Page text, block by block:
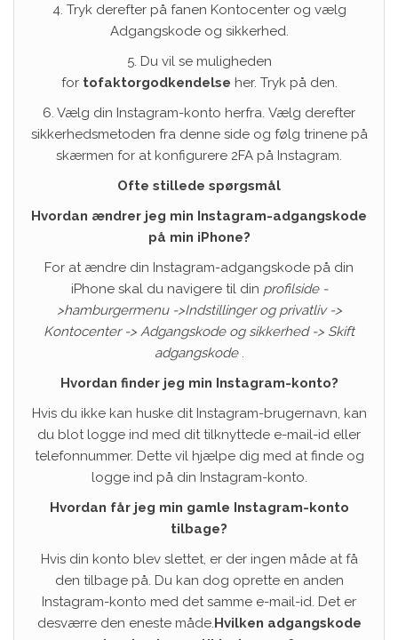
4. Tryk derefter på fanen Kontocenter og vælg
Adgangskode og sikkerhed.
5. Du vil se muligheden
for tofaktorgodkendelse her. Tryk på den.
6. Vælg din Instagram-konto herfra. Vælg derefter
sikkerhedsmetoden fra denne side og følg trinene på
skærmen for at konfigurere 2FA på Instagram.
Ofte stillede spørgsmål
Hvordan ændrer jeg min Instagram-adgangskode
på min iPhone?
For at ændre din Instagram-adgangskode på din
iPhone skal du navigere til din profilside -
>hamburgermenu ->Indstillinger og privatliv ->
Kontocenter -> Adgangskode og sikkerhed -> Skift
adgangskode.
Hvordan finder jeg min Instagram-konto?
Hvis du ikke kan huske dit Instagram-brugernavn, kan
du blot logge ind med dit tilknyttede e-mail-id eller
telefonnummer. Dette vil hjælpe dig med at finde og
logge ind på din Instagram-konto.
Hvordan får jeg min gamle Instagram-konto
tilbage?
Hvis din konto blev slettet, er der ingen måde at få
den tilbage på. Du kan dog oprette en anden
Instagram-konto med det samme e-mail-id. Det er
desværre den eneste måde.Hvilken adgangskode